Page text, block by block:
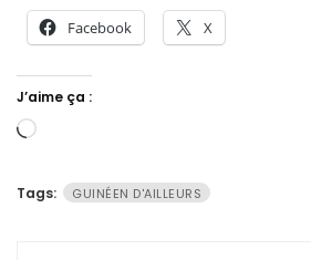
Facebook X
J’aime ça :
Chargement…
Tags: GUINÉEN D'AILLEURS